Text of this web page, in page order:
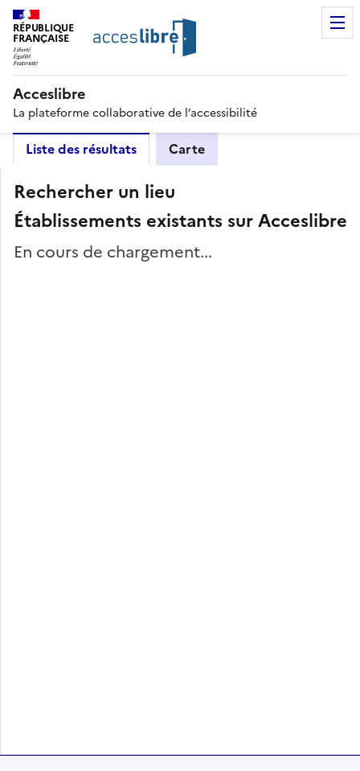
RÉPUBLIQUE
FRANÇAISE
Acceslibre
La plateforme collaborative de l’accessibilité
Liste des résultats Carte
Rechercher un lieu
Établissements existants sur Acceslibre
En cours de chargement...